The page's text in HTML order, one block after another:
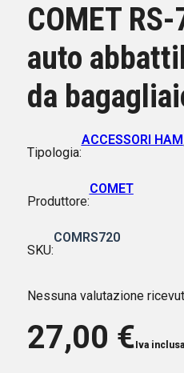
COMET
auto
da
Tipologia:
ACCESSORI HAM
Produttore:
COMET
SKU:
COMRS720
Nessuna valutazione
27,00 € Iva inclusa